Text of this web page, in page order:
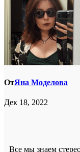
ОтЯна Моделова
Дек 18, 2022
Все мы знаем